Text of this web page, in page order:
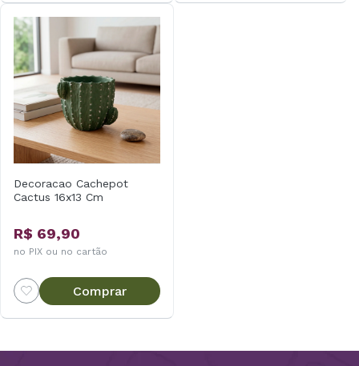
Decoracao Cachepot
Cactus 16x13 Cm
R$ 69,90
no PIX ou no cartão
Comprar